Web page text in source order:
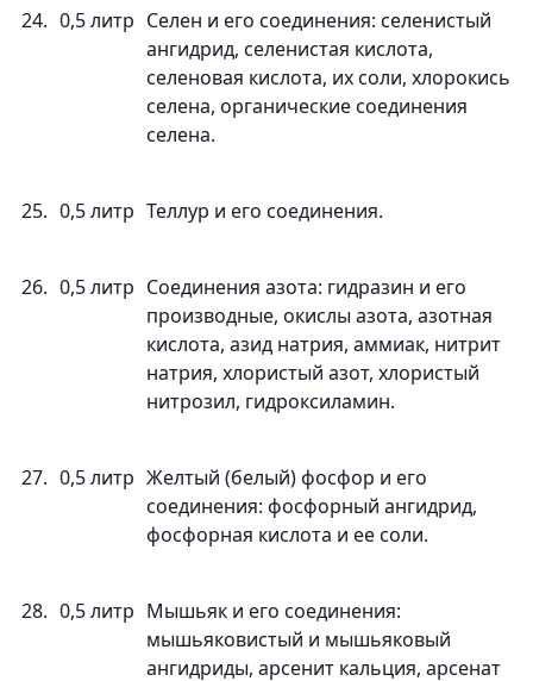
24. 0,5 литр Селен и его соединения: селенистый
ангидрид, селенистая кислота,
селеновая кислота, их соли, хлорокись
селена, органические соединения
селена.
25. 0,5 литр Теллур и его соединения.
26. 0,5 литр Соединения азота: гидразин и его
производные, окислы азота, азотная
кислота, азид натрия, аммиак, нитрит
натрия, хлористый азот, хлористый
нитрозил, гидроксиламин.
27. 0,5 литр Желтый (белый) фосфор и его
соединения: фосфорный ангидрид,
фосфорная кислота и ее соли.
28. 0,5 литр Мышьяк и его соединения:
мышьяковистый и мышьяковый
ангидриды, арсенит кальция, арсенат